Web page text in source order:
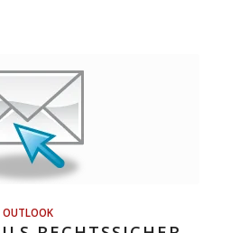
OUTLOOK